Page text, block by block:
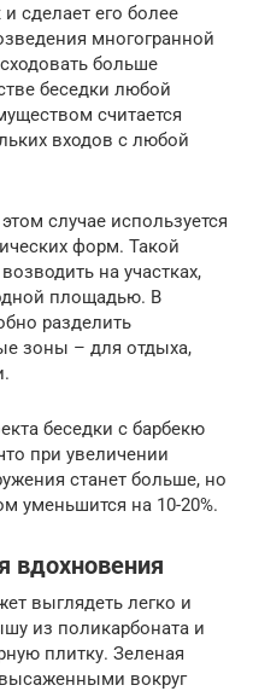
сделает его более
многогранной
больше
беседки любой
считается
входов с любой
случае используется
форм. Такой
на участках,
площадью. В
разделить
зоны – для отдыха,
беседки с барбекю
при увеличении
станет больше, но
уменьшится на 10-20%.
вдохновения
выглядеть легко и
из поликарбоната и
плитку. Зеленая
вокруг